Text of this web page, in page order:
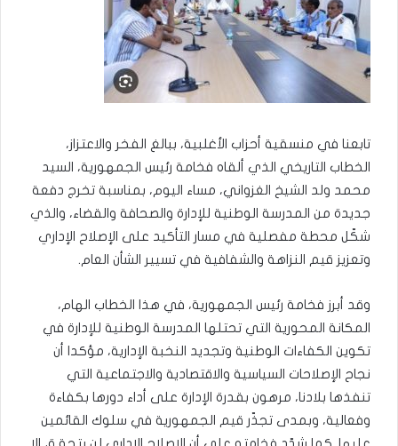
تابعنا في منسقية أحزاب الأغلبية، ببالغ الفخر والاعتزاز،
الخطاب التاريخي الذي ألقاه فخامة رئيس الجمهورية، السيد
محمد ولد الشيخ الغزواني، مساء اليوم، بمناسبة تخرج دفعة
جديدة من المدرسة الوطنية للإدارة والصحافة والقضاء، والذي
شكّل محطة مفصلية في مسار التأكيد على الإصلاح الإداري
وتعزيز قيم النزاهة والشفافية في تسيير الشأن العام.
وقد أبرز فخامة رئيس الجمهورية، في هذا الخطاب الهام،
المكانة المحورية التي تحتلها المدرسة الوطنية للإدارة في
تكوين الكفاءات الوطنية وتجديد النخبة الإدارية، مؤكدا أن
نجاح الإصلاحات السياسية والاقتصادية والاجتماعية التي
تنفذها بلادنا، مرهون بقدرة الإدارة على أداء دورها بكفاءة
وفعالية، وبمدى تجذّر قيم الجمهورية في سلوك القائمين